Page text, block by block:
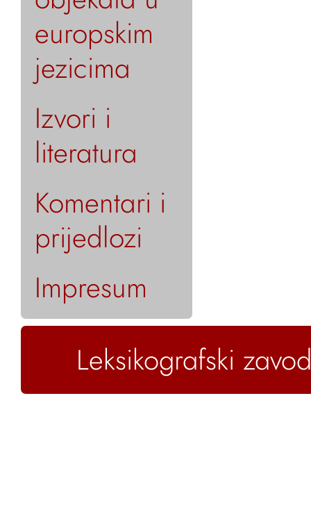
europskim
jezicima
Izvori i
literatura
Komentari i
prijedlozi
Impresum
Leksikografski